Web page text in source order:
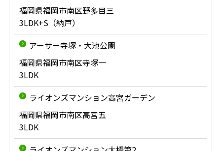
福岡県福岡市南区野多目三
3LDK+S（納戸）
アーサー寺塚・大池公園
福岡県福岡市南区寺塚一
3LDK
ライオンズマンション高宮ガーデン
福岡県福岡市南区高宮五
3LDK